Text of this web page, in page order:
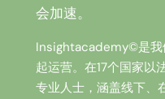
会加速。
Insightacademy©是我
起运营。在17个国家以
专业人士，涵盖线下、